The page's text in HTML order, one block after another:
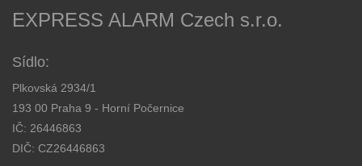
EXPRESS ALARM Czech s.r.o.
Sídlo:
Plkovská 2934/1
193 00 Praha 9 - Horní Počernice
IČ: 26446863
DIČ: CZ26446863